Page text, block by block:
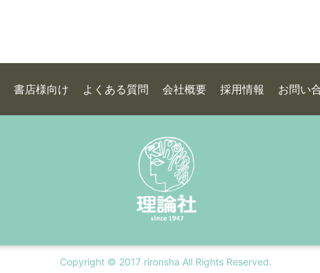
書店様向け よくある質問 会社概要 採用情報 お問い
Copyright © 2017 rironsha All Rights Reserved.